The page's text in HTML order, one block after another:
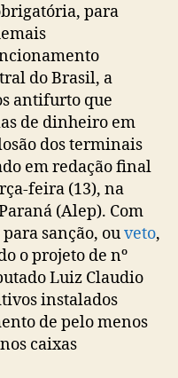
para
do Brasil, a
antifurto que
de dinheiro em
dos terminais
em redação final
feira (13), na
(Alep). Com
sanção, ouveto,
o projeto de nº
Luiz Claudio
instalados
de pelo menos
caixas